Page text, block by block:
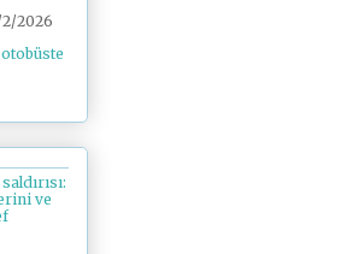
2026
ve